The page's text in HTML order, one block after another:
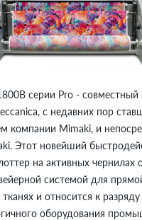
серии Pro - совместный
с недавних пор
компании Mimaki, и
Этот новейший
на активных чернилах
системой для
и относится к разряду
оборудования